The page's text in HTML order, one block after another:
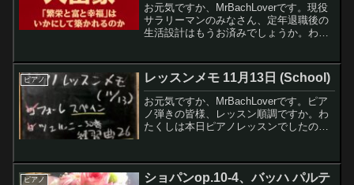
お元気ですか、MrBachLoverです。現役
サラリーマンのみなさん、定年退職後の
生活設計はもうお済みでしょうか。わた
ぐのかを考えないといけないなーって思
っています。気...
ピアノ レッスンメモ 11月13日 (School)
お元気ですか、MrBachLoverです。ピア
ノ弾きの皆様、レッスン順調ですか。わ
たくしは本日ピアノレッスンでしたの
も記しますね〜レモンちゃん今日は何習
ったの？わたくし...
ピアノ
ショパンop.10-4、バッハ パルテ